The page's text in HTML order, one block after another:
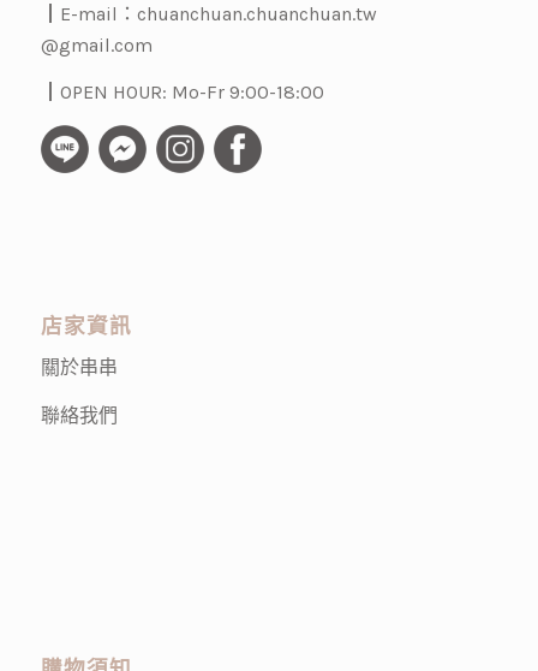
┃E-mail： chuanchuan.chuanchuan.tw
@gmail.com
┃OPEN HOUR: Mo-Fr 9:00-18:00
店家資訊
關於串串
聯絡我們